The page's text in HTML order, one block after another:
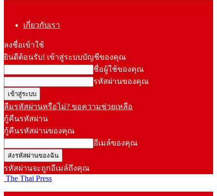
เกี่ยวกับเรา
ลงชื่อเข้าใช้
ยินดีต้อนรับ! เข้าสู่ระบบบัญชีของคุณ
ชื่อผู้ใช้ของคุณ
รหัสผ่านของคุณ
ลืมรหัสผ่านหรือไม่? ขอความช่วยเหลือ
กู้คืนรหัสผ่าน
กู้คืนรหัสผ่านของคุณ
อีเมล์ของคุณ
รหัสผ่านจะถูกอีเมล์ถึงคุณ
The Thai Press